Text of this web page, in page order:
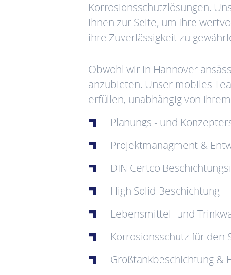
Korrosionsschutzlösungen.
Ihnen zur Seite, um Ihre
ihre Zuverlässigkeit zu
Obwohl wir in Hannover
anzubieten. Unser mobiles
erfüllen, unabhängig von
Planungs - und
Projektmanagment &
DIN Certco
High Solid Beschichtung
Lebensmittel- und
Korrosionsschutz für den
Großtankbeschichtung &